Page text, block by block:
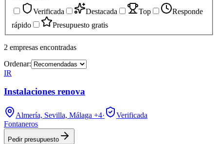
Verificada
Destacada Top
Responde
rápido
Presupuesto gratis
2 empresas encontradas
Ordenar:
IR
Instalaciones renova
Almería, Sevilla, Málaga +4·
Verificada
Fontaneros
Pedir presupuesto